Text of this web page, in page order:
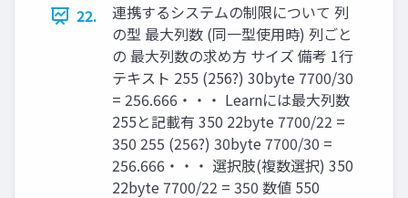
22.
連携するシステムの制限について 列
の型 最大列数 (同一型使用時) 列ごと
の 最大列数の求め方 サイズ 備考 1行
テキスト 255 (256?) 30byte 7700/30
= 256.666・・・ Learnには最大列数
255と記載有 350 22byte 7700/22 =
350 255 (256?) 30byte 7700/30 =
256.666・・・ 選択肢(複数選択) 350
22byte 7700/22 = 350 数値 550